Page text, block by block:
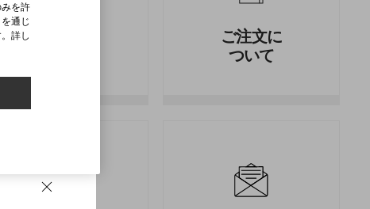
ご注文に
ついて
を許
通じ
詳し